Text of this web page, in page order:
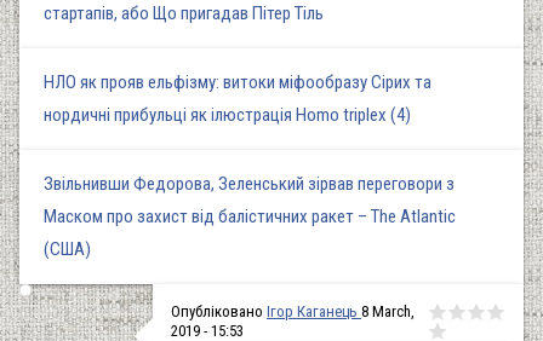
стартапів, або Що пригадав Пітер Тіль
НЛО як прояв ельфізму: витоки міфообразу Сірих та
нордичні прибульці як ілюстрація Homo triplex (4)
Звільнивши Федорова, Зеленський зірвав переговори з
Маском про захист від балістичних ракет – The Atlantic
(США)
Опубліковано Ігор Каганець 8 March,
2019 - 15:53